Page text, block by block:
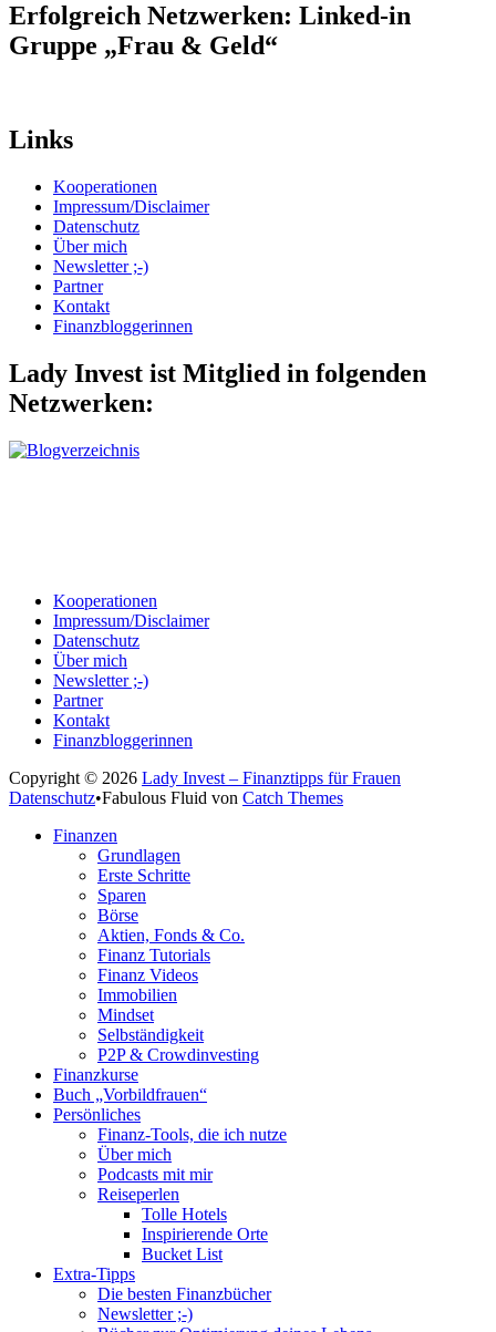
Erfolgreich Netzwerken: Linked-in
Gruppe „Frau & Geld“
Links
Kooperationen
Impressum/Disclaimer
Datenschutz
Über mich
Newsletter ;-)
Partner
Kontakt
Finanzbloggerinnen
Lady Invest ist Mitglied in folgenden
Netzwerken:
Kooperationen
Impressum/Disclaimer
Datenschutz
Über mich
Newsletter ;-)
Partner
Kontakt
Finanzbloggerinnen
Copyright © 2026 Lady Invest – Finanztipps für Frauen
Datenschutz•Fabulous Fluid von Catch Themes
oben
Finanzen
Grundlagen
Erste Schritte
Sparen
Börse
Aktien, Fonds & Co.
Finanz Tutorials
Finanz Videos
Immobilien
Mindset
Selbständigkeit
P2P & Crowdinvesting
Finanzkurse
Buch „Vorbildfrauen“
Persönliches
Finanz-Tools, die ich nutze
Über mich
Podcasts mit mir
Reiseperlen
Tolle Hotels
Inspirierende Orte
Bucket List
Extra-Tipps
Die besten Finanzbücher
Newsletter ;-)